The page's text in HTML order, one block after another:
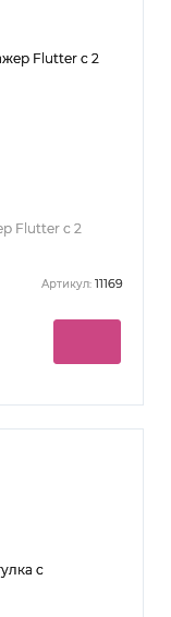
Flutter с 2
Артикул: 11169